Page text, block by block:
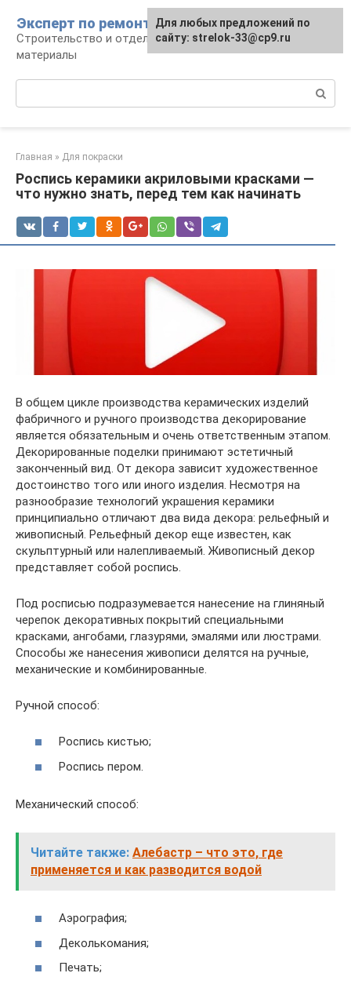
контенту
Эксперт по ремонту
Строительство и отделка: работы и
материалы
Главная » Для покраски
Роспись керамики акриловыми красками —
что нужно знать, перед тем как начинать
В общем цикле производства керамических изделий
фабричного и ручного производства декорирование
является обязательным и очень ответственным этапом.
Декорированные поделки принимают эстетичный
законченный вид. От декора зависит художественное
достоинство того или иного изделия. Несмотря на
разнообразие технологий украшения керамики
принципиально отличают два вида декора: рельефный и
живописный. Рельефный декор еще известен, как
скульптурный или налепливаемый. Живописный декор
представляет собой роспись.
Под росписью подразумевается нанесение на глиняный
черепок декоративных покрытий специальными
красками, ангобами, глазурями, эмалями или люстрами.
Способы же нанесения живописи делятся на ручные,
механические и комбинированные.
Ручной способ:
Роспись кистью;
Роспись пером.
Механический способ:
Читайте также: Алебастр – что это, где
применяется и как разводится водой
Аэрография;
Деколькомания;
Печать;
Для любых предложений по
сайту: strelok-33@cp9.ru
Для любых предложений по
сайту: strelok-33@cp9.ru